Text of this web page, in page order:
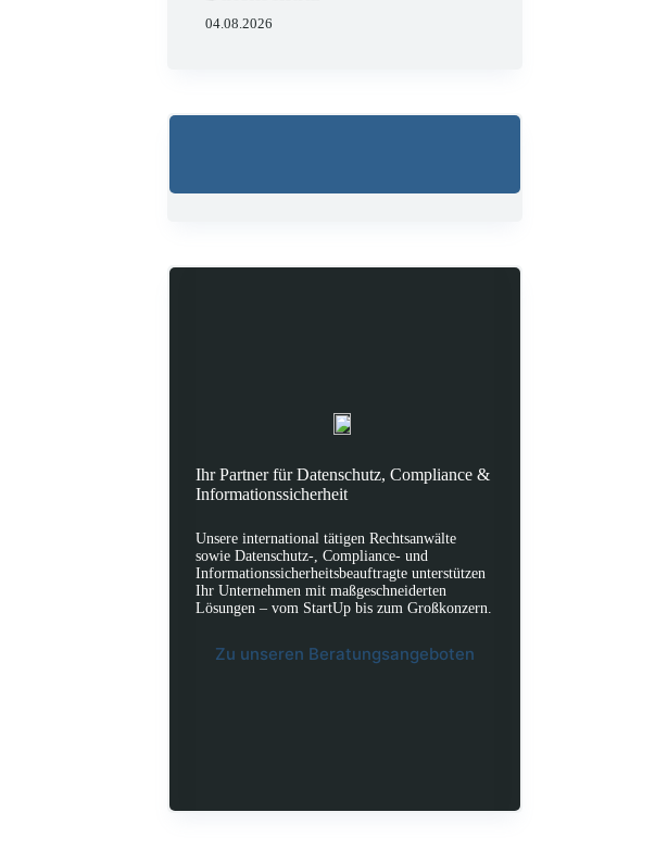
04.08.2026
Ihr Partner für Datenschutz, Compliance &
Informationssicherheit
Unsere international tätigen Rechtsanwälte
sowie Datenschutz-, Compliance- und
Informationssicherheitsbeauftragte unterstützen
Ihr Unternehmen mit maßgeschneiderten
Lösungen – vom StartUp bis zum Großkonzern.
Zu unseren Beratungsangeboten